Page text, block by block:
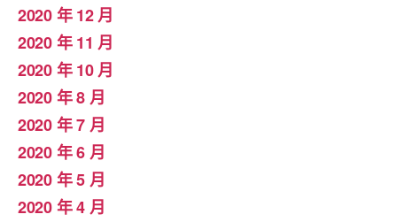
2020 年 12 月
2020 年 11 月
2020 年 10 月
2020 年 8 月
2020 年 7 月
2020 年 6 月
2020 年 5 月
2020 年 4 月